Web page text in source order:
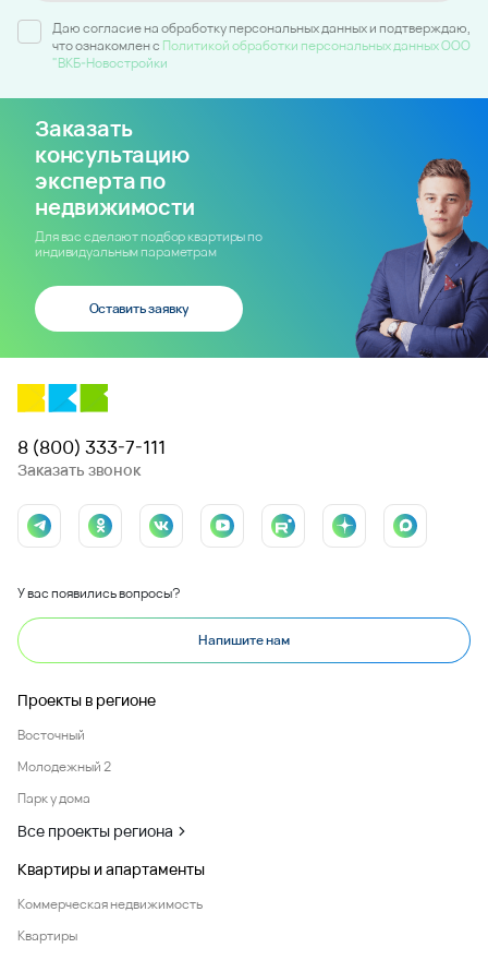
Даю согласие на обработку персональных данных и подтверждаю,
что ознакомлен c Политикой обработки персональных данных ООО
"ВКБ-Новостройки
Заказать
консультацию
эксперта по
недвижимости
Для вас сделают подбор квартиры по
индивидуальным параметрам
Оставить заявку
8 (800) 333-7-111
Заказать звонок
У вас появились вопросы?
Напишите нам
Проекты в регионе
Восточный
Молодежный 2
Парк у дома
Все проекты региона
Квартиры и апартаменты
Коммерческая недвижимость
Квартиры